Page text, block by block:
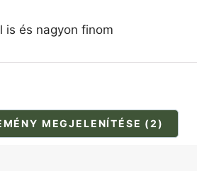
is és nagyon finom
MEGJELENÍTÉSE (2)